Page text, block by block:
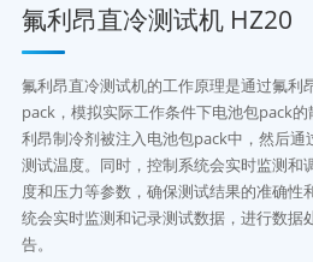
氟利昂直冷测试机 HZ20
氟利昂直冷测试机的工作原理是通过氟利
pack，模拟实际工作条件下电池包pack
利昂制冷剂被注入电池包pack中，然后
测试温度。同时，控制系统会实时监测和
度和压力等参数，确保测试结果的准确性
统会实时监测和记录测试数据，进行数据
告。